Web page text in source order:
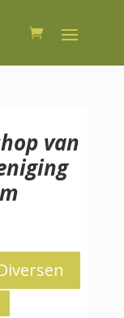
van